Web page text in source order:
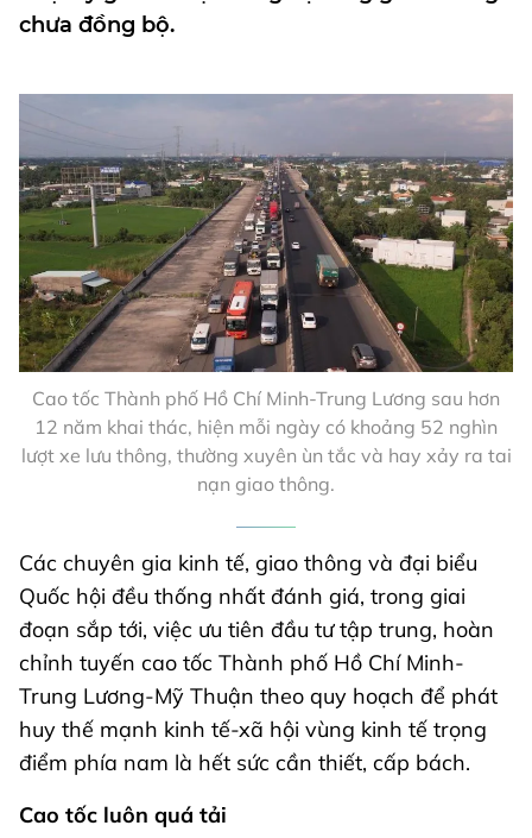
chưa đồng bộ.
Cao tốc Thành phố Hồ Chí Minh-Trung Lương sau hơn
12 năm khai thác, hiện mỗi ngày có khoảng 52 nghìn
lượt xe lưu thông, thường xuyên ùn tắc và hay xảy ra tai
nạn giao thông.
Các chuyên gia kinh tế, giao thông và đại biểu
Quốc hội đều thống nhất đánh giá, trong giai
đoạn sắp tới, việc ưu tiên đầu tư tập trung, hoàn
chỉnh tuyến cao tốc Thành phố Hồ Chí Minh-
Trung Lương-Mỹ Thuận theo quy hoạch để phát
huy thế mạnh kinh tế-xã hội vùng kinh tế trọng
điểm phía nam là hết sức cần thiết, cấp bách.
Cao tốc luôn quá tải